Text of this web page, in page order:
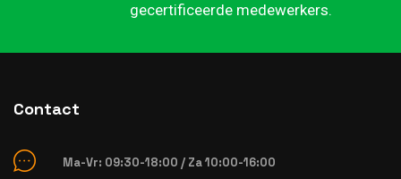
gecertificeerde medewerkers.
Contact
Ma-Vr: 09:30-18:00 / Za 10:00-16:00